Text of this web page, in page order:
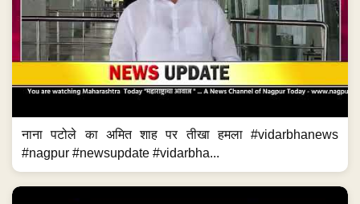
नाना पटोले का अमित शाह पर तीखा हमला #vidarbhanews
#nagpur #newsupdate #vidarbha...